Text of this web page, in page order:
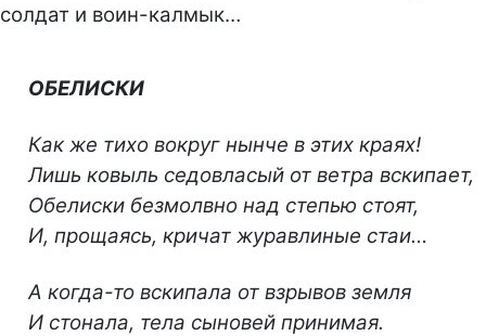
солдат и воин-калмык…
ОБЕЛИСКИ
Как же тихо вокруг нынче в этих краях!
Лишь ковыль седовласый от ветра вскипает,
Обелиски безмолвно над степью стоят,
И, прощаясь, кричат журавлиные стаи…
А когда-то вскипала от взрывов земля
И стонала, тела сыновей принимая.